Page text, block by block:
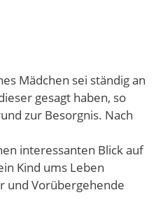
Mädchen sei ständig an
gesagt haben, so
zur Besorgnis. Nach
interessanten Blick auf
Kind ums Leben
und Vorübergehende